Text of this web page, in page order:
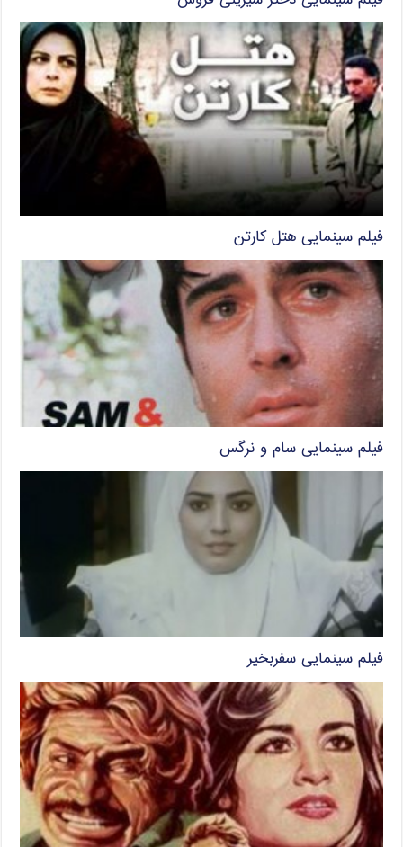
فیلم سینمایی هتل کارتن
فیلم سینمایی سام و نرگس
فیلم سینمایی سفربخیر